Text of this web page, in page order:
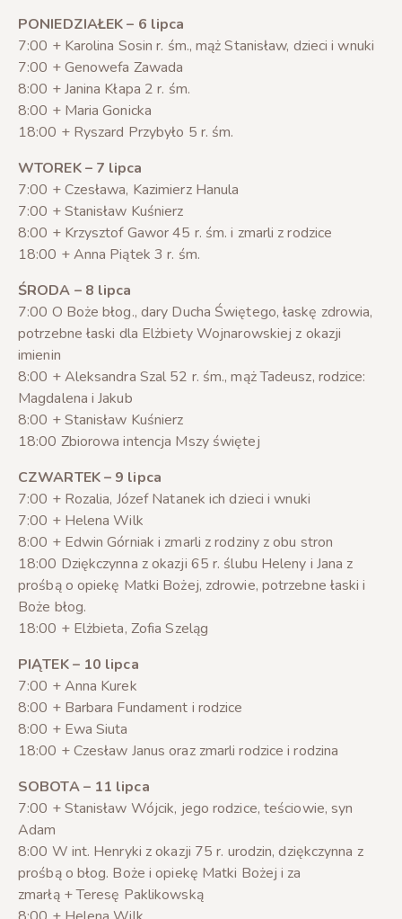
PONIEDZIAŁEK – 6 lipca
7:00 + Karolina Sosin r. śm., mąż Stanisław, dzieci i wnuki
7:00 + Genowefa Zawada
8:00 + Janina Kłapa 2 r. śm.
8:00 + Maria Gonicka
18:00 + Ryszard Przybyło 5 r. śm.
WTOREK – 7 lipca
7:00 + Czesława, Kazimierz Hanula
7:00 + Stanisław Kuśnierz
8:00 + Krzysztof Gawor 45 r. śm. i zmarli z rodzice
18:00 + Anna Piątek 3 r. śm.
ŚRODA – 8 lipca
7:00 O Boże błog., dary Ducha Świętego, łaskę zdrowia,
potrzebne łaski dla Elżbiety Wojnarowskiej z okazji
imienin
8:00 + Aleksandra Szal 52 r. śm., mąż Tadeusz, rodzice:
Magdalena i Jakub
8:00 + Stanisław Kuśnierz
18:00 Zbiorowa intencja Mszy świętej
CZWARTEK – 9 lipca
7:00 + Rozalia, Józef Natanek ich dzieci i wnuki
7:00 + Helena Wilk
8:00 + Edwin Górniak i zmarli z rodziny z obu stron
18:00 Dziękczynna z okazji 65 r. ślubu Heleny i Jana z
prośbą o opiekę Matki Bożej, zdrowie, potrzebne łaski i
Boże błog.
18:00 + Elżbieta, Zofia Szeląg
PIĄTEK – 10 lipca
7:00 + Anna Kurek
8:00 + Barbara Fundament i rodzice
8:00 + Ewa Siuta
18:00 + Czesław Janus oraz zmarli rodzice i rodzina
SOBOTA – 11 lipca
7:00 + Stanisław Wójcik, jego rodzice, teściowie, syn
Adam
8:00 W int. Henryki z okazji 75 r. urodzin, dziękczynna z
prośbą o błog. Boże i opiekę Matki Bożej i za
zmarłą + Teresę Paklikowską